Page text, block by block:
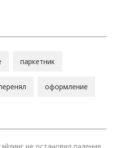
паркетник
оформление
не остановил падение